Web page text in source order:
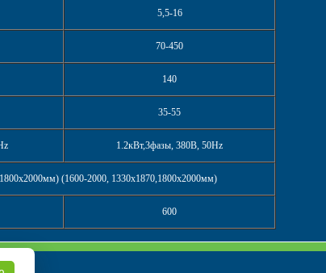
5,5-16
70-450
140
35-55
1.2кВт,3фазы, 380В, 50Hz
(1600-2000, 1330х1870,1800х2000мм)
600